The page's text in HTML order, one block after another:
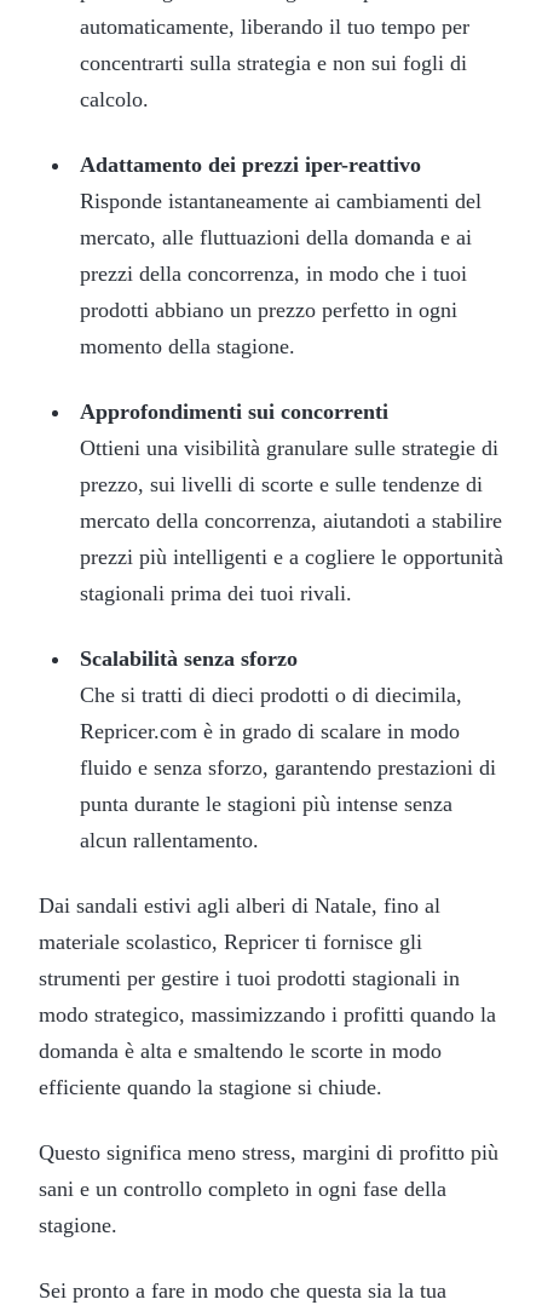
automaticamente, liberando il tuo tempo per
concentrarti sulla strategia e non sui fogli di
calcolo.
Adattamento dei prezzi iper-reattivo
Risponde istantaneamente ai cambiamenti del
mercato, alle fluttuazioni della domanda e ai
prezzi della concorrenza, in modo che i tuoi
prodotti abbiano un prezzo perfetto in ogni
momento della stagione.
Approfondimenti sui concorrenti
Ottieni una visibilità granulare sulle strategie di
prezzo, sui livelli di scorte e sulle tendenze di
mercato della concorrenza, aiutandoti a stabilire
prezzi più intelligenti e a cogliere le opportunità
stagionali prima dei tuoi rivali.
Scalabilità senza sforzo
Che si tratti di dieci prodotti o di diecimila,
Repricer.com è in grado di scalare in modo
fluido e senza sforzo, garantendo prestazioni di
punta durante le stagioni più intense senza
alcun rallentamento.
Dai sandali estivi agli alberi di Natale, fino al
materiale scolastico, Repricer ti fornisce gli
strumenti per gestire i tuoi prodotti stagionali in
modo strategico, massimizzando i profitti quando la
domanda è alta e smaltendo le scorte in modo
efficiente quando la stagione si chiude.
Questo significa meno stress, margini di profitto più
sani e un controllo completo in ogni fase della
stagione.
Sei pronto a fare in modo che questa sia la tua